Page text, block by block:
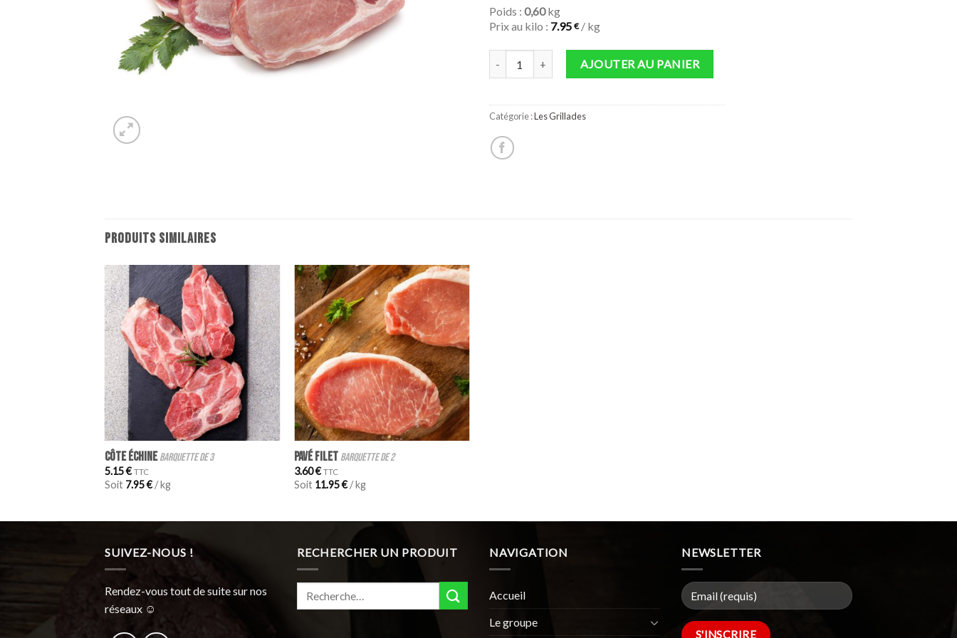
Poids : 0,60kg
Prix au kilo : 7.95 €/ kg
quantité de Côte filetAJOUTER AU PANIER
Catégorie :Les Grillades
PRODUITS SIMILAIRES
+
Côte échinebarquette de 3
5.15€ TTC
Soit 7.95€/ kg
+
Pavé filet barquette de 2
3.60€ TTC
Soit 11.95€/ kg
SUIVEZ-NOUS !
Rendez-vous tout de suite sur nos
réseaux ☺︎
RECHERCHER UN PRODUIT
Recherche
pour :
NAVIGATION
Accueil
Le groupe
NEWSLETTER